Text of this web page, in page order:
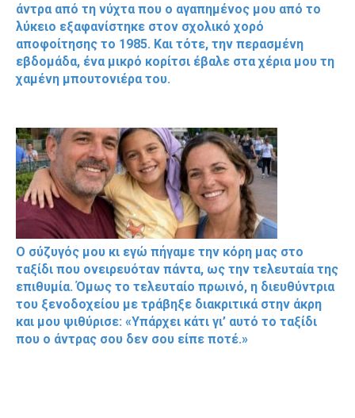
άντρα από τη νύχτα που ο αγαπημένος μου από το
λύκειο εξαφανίστηκε στον σχολικό χορό
αποφοίτησης το 1985. Και τότε, την περασμένη
εβδομάδα, ένα μικρό κορίτσι έβαλε στα χέρια μου τη
χαμένη μπουτονιέρα του.
Ο σύζυγός μου κι εγώ πήγαμε την κόρη μας στο
ταξίδι που ονειρευόταν πάντα, ως την τελευταία της
επιθυμία. Όμως το τελευταίο πρωινό, η διευθύντρια
του ξενοδοχείου με τράβηξε διακριτικά στην άκρη
και μου ψιθύρισε: «Υπάρχει κάτι γι’ αυτό το ταξίδι
που ο άντρας σου δεν σου είπε ποτέ.»